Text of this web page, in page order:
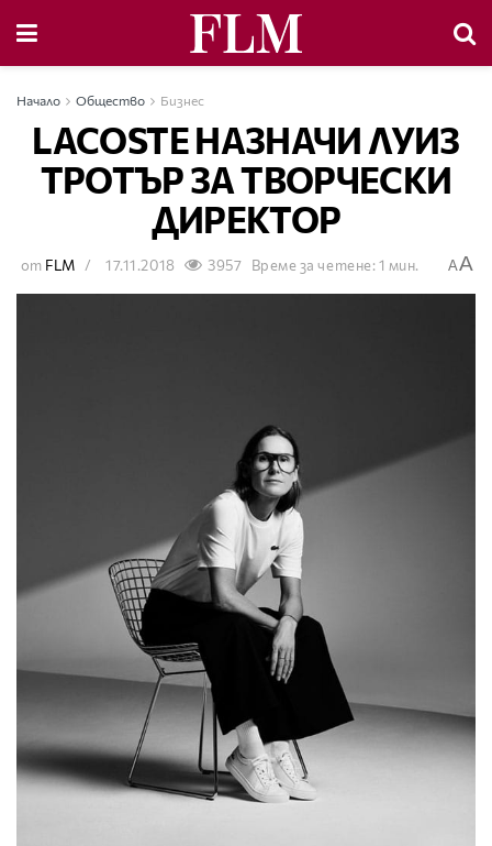
Начало Общество Бизнес
LACOSTE НАЗНАЧИ ЛУИЗ
ТРОТЪР ЗА ТВОРЧЕСКИ
ДИРЕКТОР
от FLM 17.11.2018 3957 Време за четене: 1 мин. AA